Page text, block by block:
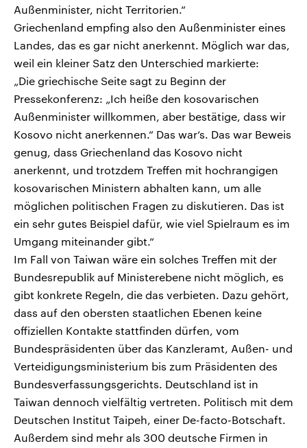
Außenminister, nicht Territorien.“
Griechenland empfing also den Außenminister eines
Landes, das es gar nicht anerkennt. Möglich war das,
weil ein kleiner Satz den Unterschied markierte:
„Die griechische Seite sagt zu Beginn der
Pressekonferenz: „Ich heiße den kosovarischen
Außenminister willkommen, aber bestätige, dass wir
Kosovo nicht anerkennen.“ Das war‘s. Das war Beweis
genug, dass Griechenland das Kosovo nicht
anerkennt, und trotzdem Treffen mit hochrangigen
kosovarischen Ministern abhalten kann, um alle
möglichen politischen Fragen zu diskutieren. Das ist
ein sehr gutes Beispiel dafür, wie viel Spielraum es im
Umgang miteinander gibt.“
Im Fall von Taiwan wäre ein solches Treffen mit der
Bundesrepublik auf Ministerebene nicht möglich, es
gibt konkrete Regeln, die das verbieten. Dazu gehört,
dass auf den obersten staatlichen Ebenen keine
offiziellen Kontakte stattfinden dürfen, vom
Bundespräsidenten über das Kanzleramt, Außen- und
Verteidigungsministerium bis zum Präsidenten des
Bundesverfassungsgerichts. Deutschland ist in
Taiwan dennoch vielfältig vertreten. Politisch mit dem
Deutschen Institut Taipeh, einer De-facto-Botschaft.
Außerdem sind mehr als 300 deutsche Firmen in